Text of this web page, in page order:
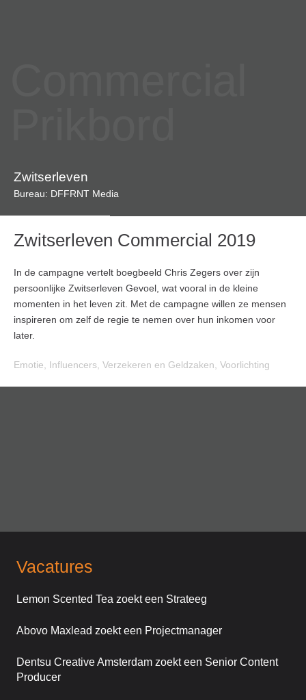
Zwitserleven
Bureau: DFFRNT Media
Zwitserleven Commercial 2019
In de campagne vertelt boegbeeld Chris Zegers over zijn
persoonlijke Zwitserleven Gevoel, wat vooral in de kleine
momenten in het leven zit. Met de campagne willen ze mensen
inspireren om zelf de regie te nemen over hun inkomen voor
later.
Emotie Influencers Verzekeren en Geldzaken Voorlichting
Vacatures
Lemon Scented Tea zoekt een Strateeg
Abovo Maxlead zoekt een Projectmanager
Dentsu Creative Amsterdam zoekt een Senior Content
Producer